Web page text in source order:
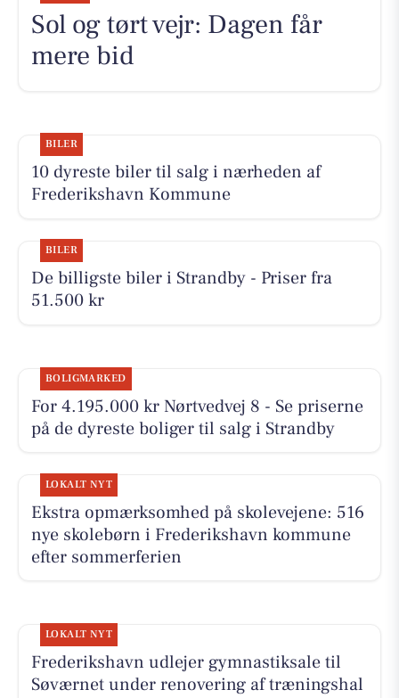
Sol og tørt vejr: Dagen får
mere bid
BILER
10 dyreste biler til salg i nærheden af
Frederikshavn Kommune
BILER
De billigste biler i Strandby - Priser fra
51.500 kr
BOLIGMARKED
For 4.195.000 kr Nørtvedvej 8 - Se priserne
på de dyreste boliger til salg i Strandby
LOKALT NYT
Ekstra opmærksomhed på skolevejene: 516
nye skolebørn i Frederikshavn kommune
efter sommerferien
LOKALT NYT
Frederikshavn udlejer gymnastiksale til
Søværnet under renovering af træningshal